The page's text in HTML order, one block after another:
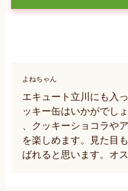
よねちゃん
エキュート立川にも入
ッキー缶はいかがでし
、クッキーショコラや
を楽しめます。見た目
ばれると思います。オス